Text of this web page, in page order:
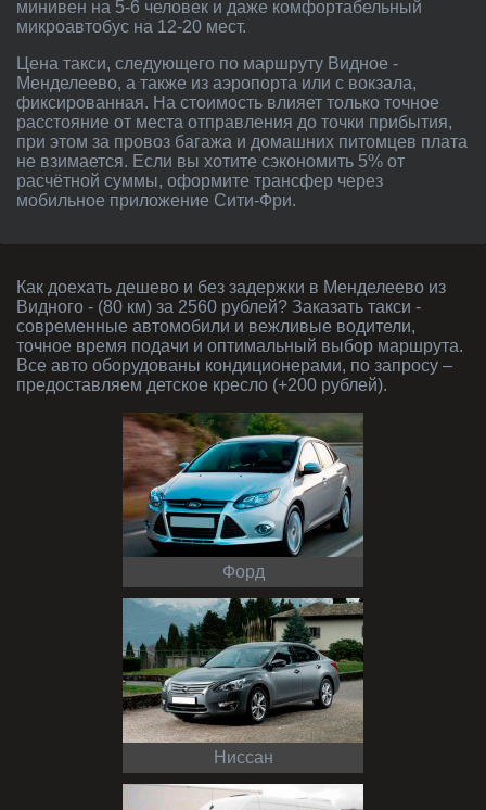
минивен на 5-6 человек и даже комфортабельный
микроавтобус на 12-20 мест.
Цена такси, следующего по маршруту Видное -
Менделеево, а также из аэропорта или с вокзала,
фиксированная. На стоимость влияет только точное
расстояние от места отправления до точки прибытия,
при этом за провоз багажа и домашних питомцев плата
не взимается. Если вы хотите сэкономить 5% от
расчётной суммы, оформите трансфер через
мобильное приложение Сити-Фри.
Как доехать дешево и без задержки в Менделеево из
Видного - (80 км) за 2560 рублей? Заказать такси -
современные автомобили и вежливые водители,
точное время подачи и оптимальный выбор маршрута.
Все авто оборудованы кондиционерами, по запросу –
предоставляем детское кресло (+200 рублей).
Форд
Ниссан